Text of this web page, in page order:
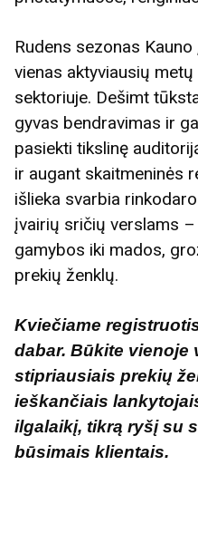
Rudens sezonas Kauno
vienas aktyviausių
sektoriuje. Dešimt
gyvas bendravimas ir
pasiekti tikslinę
ir augant skaitmeninės
išlieka svarbia
įvairių sričių verslams
gamybos iki mados,
prekių ženklų.
Kviečiame
dabar. Būkite vienoje
stipriausiais prekių
ieškančiais
ilgalaikį, tikrą ryšį su
būsimais klientais.